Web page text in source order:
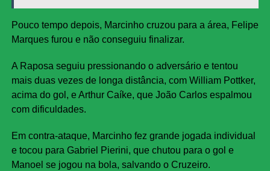
Pouco tempo depois, Marcinho cruzou para a área, Felipe
Marques furou e não conseguiu finalizar.
A Raposa seguiu pressionando o adversário e tentou
mais duas vezes de longa distância, com William Pottker,
acima do gol, e Arthur Caíke, que João Carlos espalmou
com dificuldades.
Em contra-ataque, Marcinho fez grande jogada individual
e tocou para Gabriel Pierini, que chutou para o gol e
Manoel se jogou na bola, salvando o Cruzeiro.